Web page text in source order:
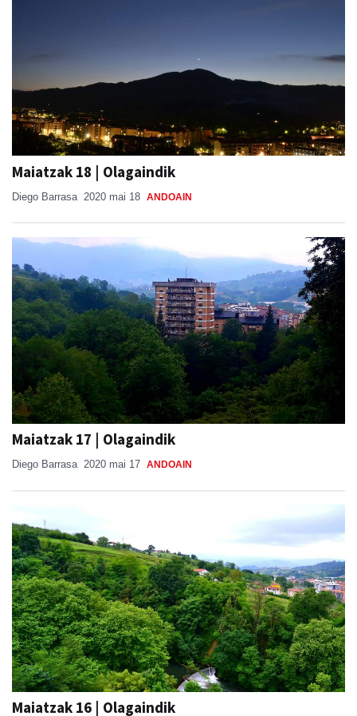
Maiatzak 18 | Olagaindik
Diego Barrasa 2020 mai 18 ANDOAIN
Maiatzak 17 | Olagaindik
Diego Barrasa 2020 mai 17 ANDOAIN
Maiatzak 16 | Olagaindik